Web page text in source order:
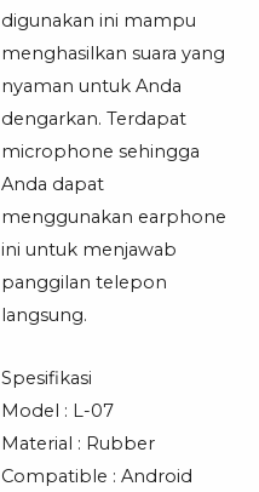
digunakan ini mampu
menghasilkan suara yang
nyaman untuk Anda
dengarkan. Terdapat
microphone sehingga
Anda dapat
menggunakan earphone
ini untuk menjawab
panggilan telepon
langsung.
Spesifikasi
Model : L-07
Material : Rubber
Compatible : Android